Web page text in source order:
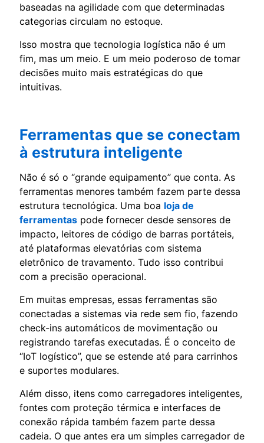
baseadas na agilidade com que determinadas
categorias circulam no estoque.
Isso mostra que tecnologia logística não é um
fim, mas um meio. E um meio poderoso de tomar
decisões muito mais estratégicas do que
intuitivas.
Ferramentas que se conectam
à estrutura inteligente
Não é só o “grande equipamento” que conta. As
ferramentas menores também fazem parte dessa
estrutura tecnológica. Uma boa loja de
ferramentas pode fornecer desde sensores de
impacto, leitores de código de barras portáteis,
até plataformas elevatórias com sistema
eletrônico de travamento. Tudo isso contribui
com a precisão operacional.
Em muitas empresas, essas ferramentas são
conectadas a sistemas via rede sem fio, fazendo
check-ins automáticos de movimentação ou
registrando tarefas executadas. É o conceito de
“IoT logístico”, que se estende até para carrinhos
e suportes modulares.
Além disso, itens como carregadores inteligentes,
fontes com proteção térmica e interfaces de
conexão rápida também fazem parte dessa
cadeia. O que antes era um simples carregador de